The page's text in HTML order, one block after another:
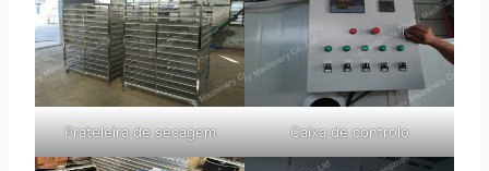
Prateleira de secagem Caixa de controlo